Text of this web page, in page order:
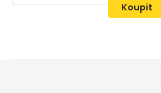
Koupit